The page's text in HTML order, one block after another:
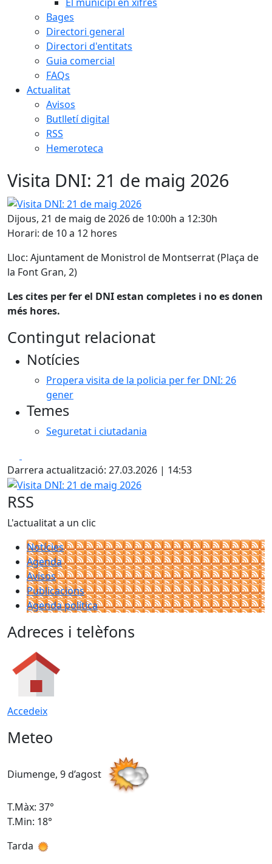
Bages
Directori general
Directori d'entitats
Guia comercial
FAQs
Actualitat
Avisos
Butlletí digital
RSS
Hemeroteca
Visita DNI: 21 de maig 2026
Visita DNI: 21 de maig 2026
Dijous, 21 de maig de 2026 de 10:00h a 12:30h
Horari: de 10 a 12 hores
Lloc: Ajuntament de Monistrol de Montserrat (Plaça de
la Font Gran, 2)
Les cites per fer el DNI estan completes i no es donen
més hores.
Contingut relacionat
Notícies
Propera visita de la policia per fer DNI: 26
gener
Temes
Seguretat i ciutadania
Darrera actualització: 27.03.2026 | 14:53
Visita DNI: 21 de maig 2026
RSS
L'actualitat a un clic
Notícies
Agenda
Avisos
Publicacions
Agenda política
Adreces i telèfons
Accedeix
Meteo
Diumenge, 9 d’agost
T.Màx: 37°
T.Min: 18°
Tarda